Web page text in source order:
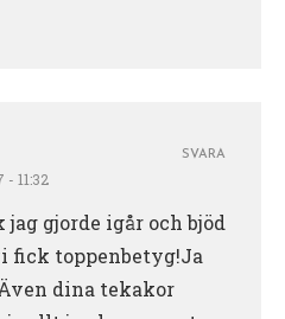
- 11:32
gjorde igår och bjöd
fick toppenbetyg!Ja
dina tekakor
SVARA